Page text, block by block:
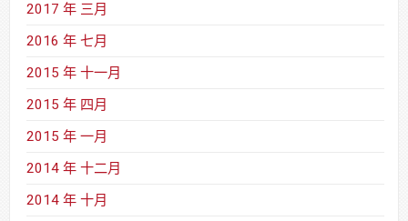
2017 年 三月
2016 年 七月
2015 年 十一月
2015 年 四月
2015 年 一月
2014 年 十二月
2014 年 十月